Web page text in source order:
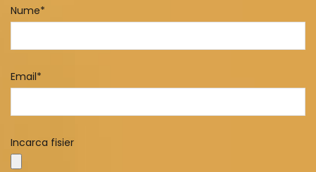
Nume*
Email*
Incarca fisier